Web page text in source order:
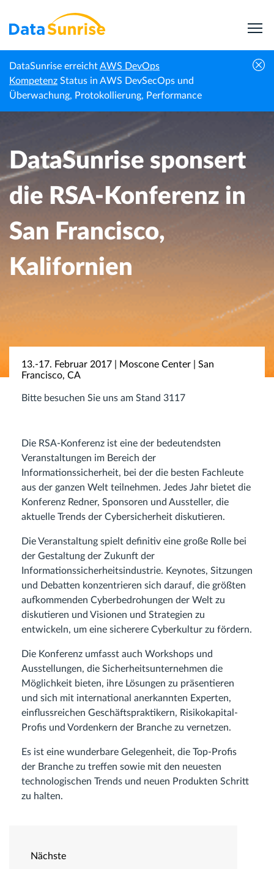
DataSunrise erreichtAWS DevOps
Kompetenz Status in AWS DevSecOps und
Überwachung, Protokollierung, Performance
Startseite Veranstaltungen
DataSunrise sponsert die RSA-Konferenz in
San Francisco, Kalifornien
DataSunrise sponsert
die RSA-Konferenz in
San Francisco,
Kalifornien
13.-17. Februar 2017 | Moscone Center | San
Francisco, CA
Bitte besuchen Sie uns am Stand 3117
Die RSA-Konferenz ist eine der bedeutendsten
Veranstaltungen im Bereich der
Informationssicherheit, bei der die besten Fachleute
aus der ganzen Welt teilnehmen. Jedes Jahr bietet die
Konferenz Redner, Sponsoren und Aussteller, die
aktuelle Trends der Cybersicherheit diskutieren.
Die Veranstaltung spielt definitiv eine große Rolle bei
der Gestaltung der Zukunft der
Informationssicherheitsindustrie. Keynotes, Sitzungen
und Debatten konzentrieren sich darauf, die größten
aufkommenden Cyberbedrohungen der Welt zu
diskutieren und Visionen und Strategien zu
entwickeln, um eine sicherere Cyberkultur zu fördern.
Die Konferenz umfasst auch Workshops und
Ausstellungen, die Sicherheitsunternehmen die
Möglichkeit bieten, ihre Lösungen zu präsentieren
und sich mit international anerkannten Experten,
einflussreichen Geschäftspraktikern, Risikokapital-
Profis und Vordenkern der Branche zu vernetzen.
Es ist eine wunderbare Gelegenheit, die Top-Profis
der Branche zu treffen sowie mit den neuesten
technologischen Trends und neuen Produkten Schritt
zu halten.
Nächste